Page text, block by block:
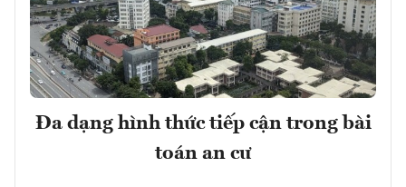
Đa dạng hình thức tiếp cận trong bài
toán an cư